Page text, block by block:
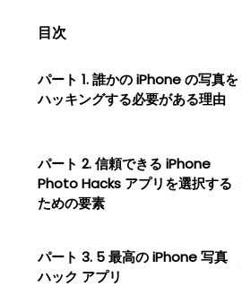
目次
パート 1. 誰かの iPhone の写真を
ハッキングする必要がある理由
パート 2. 信頼できる iPhone
Photo Hacks アプリを選択する
ための要素
パート 3. 5 最高の iPhone 写真
ハック アプリ